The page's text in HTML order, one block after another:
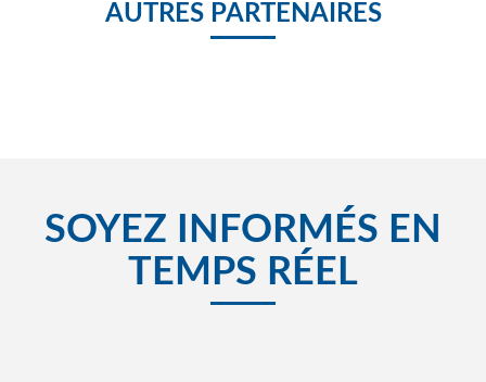
AUTRES PARTENAIRES
SOYEZ INFORMÉS EN
TEMPS RÉEL